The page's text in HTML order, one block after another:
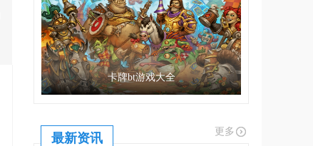
卡牌bt游戏大全
最新资讯 更多